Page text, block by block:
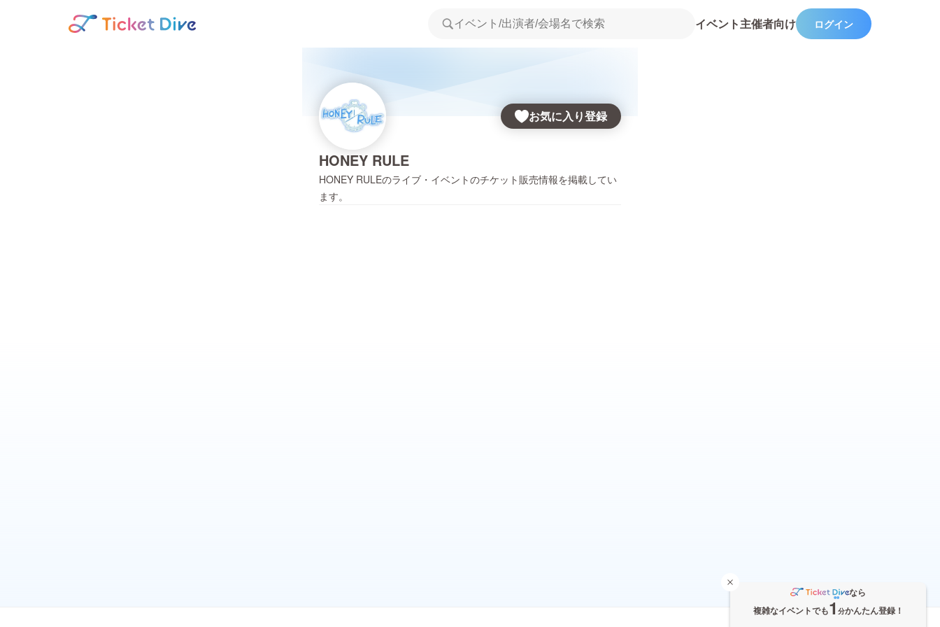
イベント主催者向け ログイン
お気に入り登録
HONEY RULE
HONEY RULEのライブ・イベントのチケット販売情報を掲載してい
ます。
なら
複雑なイベントでも1 分かんたん登録！